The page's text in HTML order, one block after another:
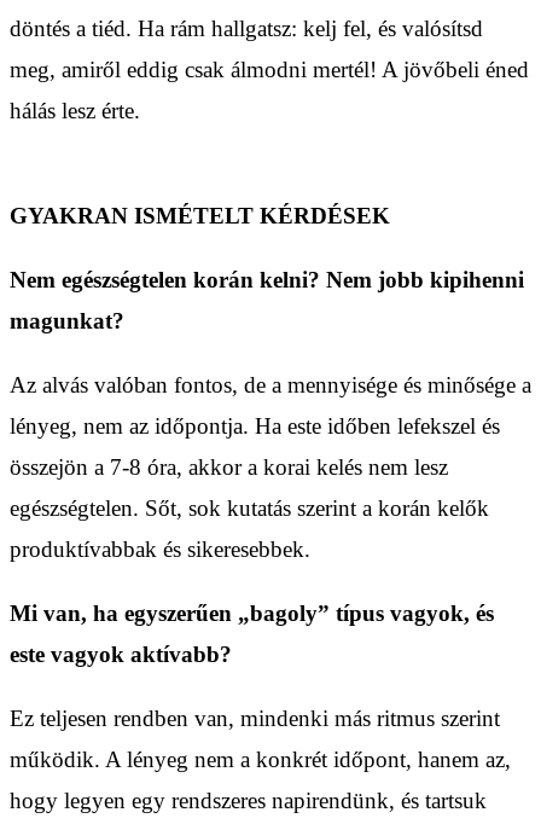
döntés a tiéd. Ha rám hallgatsz: kelj fel, és valósítsd
meg, amiről eddig csak álmodni mertél! A jövőbeli éned
hálás lesz érte.
GYAKRAN ISMÉTELT KÉRDÉSEK
Nem egészségtelen korán kelni? Nem jobb kipihenni
magunkat?
Az alvás valóban fontos, de a mennyisége és minősége a
lényeg, nem az időpontja. Ha este időben lefekszel és
összejön a 7-8 óra, akkor a korai kelés nem lesz
egészségtelen. Sőt, sok kutatás szerint a korán kelők
produktívabbak és sikeresebbek.
Mi van, ha egyszerűen „bagoly” típus vagyok, és
este vagyok aktívabb?
Ez teljesen rendben van, mindenki más ritmus szerint
működik. A lényeg nem a konkrét időpont, hanem az,
hogy legyen egy rendszeres napirendünk, és tartsuk